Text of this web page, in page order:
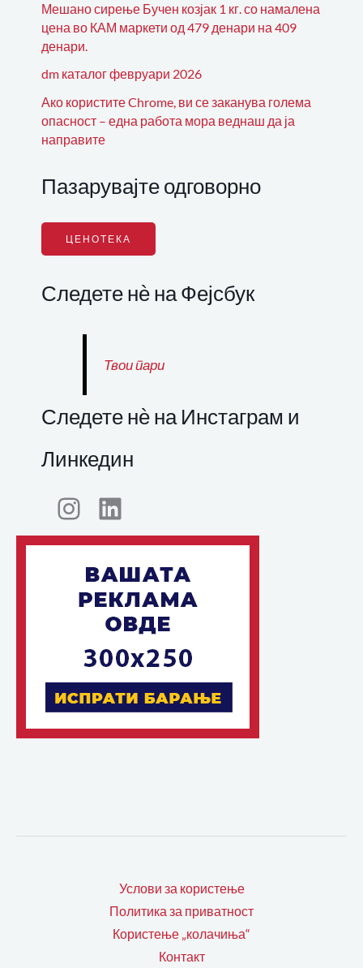
Мешано сирење Бучен козјак 1 кг. со намалена
цена во КАМ маркети од 479 денари на 409
денари.
dm каталог февруари 2026
Ако користите Chrome, ви се заканува голема
опасност – една работа мора веднаш да ја
направите
Пазарувајте одговорно
ЦЕНОТЕКА
Следете нѐ на Фејсбук
Твои пари
Следете нѐ на Инстаграм и
Линкедин
Услови за користење
Политика за приватност
Користење „колачиња“
Контакт